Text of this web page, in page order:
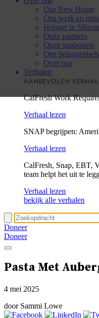
Our New Home
Ons werk en
Honger in
Onze partners
Onze supporters
Ons
Over ons
Verhalen
AANBEVOLEN
CalFresh Work
Verhaal lezen
SNAP begrijpen:
Verhaal lezen
CalFresh, Snap, EBT,
team helpt het uit te
Verhaal lezen
bekijk alle verhalen
Doneer
Doneer
Pasta Met
4 mei 2025
door Sammi Lowe